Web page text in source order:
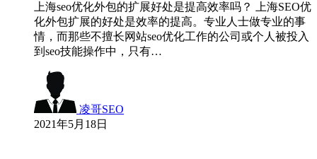
上海seo优化外包的扩展好处是提高效率吗？ 上海SEO优
化外包扩展的好处是效率的提高。专业人士做专业的事
情，而那些不擅长网站seo优化工作的公司或个人被投入
到seo技能操作中，只有…
凌哥SEO
2021年5月18日